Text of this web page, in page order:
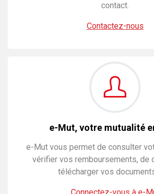
contact.
Contactez-nous
e-Mut, votre mutualité
e-Mut vous permet de consulter
vérifier vos remboursements, de
télécharger vos